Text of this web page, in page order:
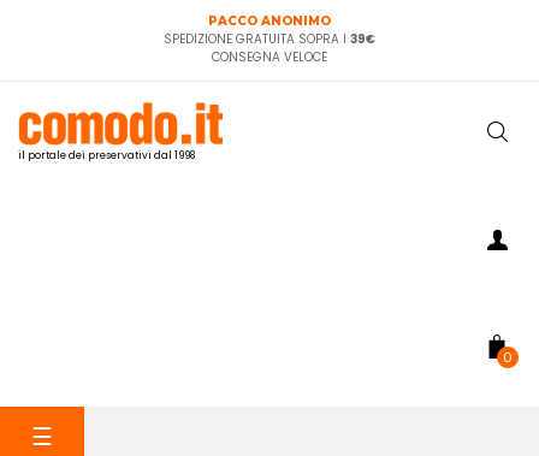
PACCO ANONIMO
SPEDIZIONE GRATUITA SOPRA I 39€
CONSEGNA VELOCE
il portale dei preservativi dal 1998
0
navigazione
☰